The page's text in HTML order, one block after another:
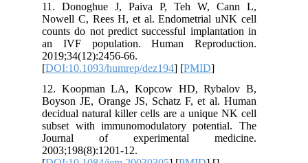
11. Donoghue J, Paiva P, Teh W, Cann L,
Nowell C, Rees H, et al. Endometrial uNK cell
counts do not predict successful implantation in
an IVF population. Human Reproduction.
2019;34(12):2456-66.
[DOI:10.1093/humrep/dez194] [PMID
12. Koopman LA, Kopcow HD, Rybalov B,
Boyson JE, Orange JS, Schatz F, et al. Human
decidual natural killer cells are a unique NK cell
subset with immunomodulatory potential. The
Journal of experimental medicine.
2003;198(8):1201-12.